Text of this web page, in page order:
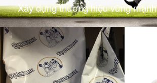
Xây dựng thương hiệu vững mạnh